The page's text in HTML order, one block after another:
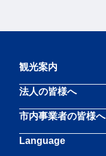
観光案内
法人の皆様へ
市内事業者の皆様へ
Language